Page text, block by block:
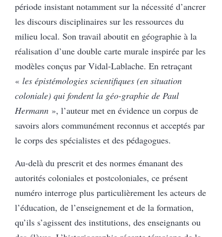
période insistant notamment sur la nécessité d’ancrer
les discours disciplinaires sur les ressources du
milieu local. Son travail aboutit en géographie à la
réalisation d’une double carte murale inspirée par les
modèles conçus par Vidal-Lablache. En retraçant
« les épistémologies scientifiques (en situation
coloniale) qui fondent la géo-graphie de Paul
Hermann », l’auteur met en évidence un corpus de
savoirs alors communément reconnus et acceptés par
le corps des spécialistes et des pédagogues.
Au-delà du prescrit et des normes émanant des
autorités coloniales et postcoloniales, ce présent
numéro interroge plus particulièrement les acteurs de
l’éducation, de l’enseignement et de la formation,
qu’ils s’agissent des institutions, des enseignants ou